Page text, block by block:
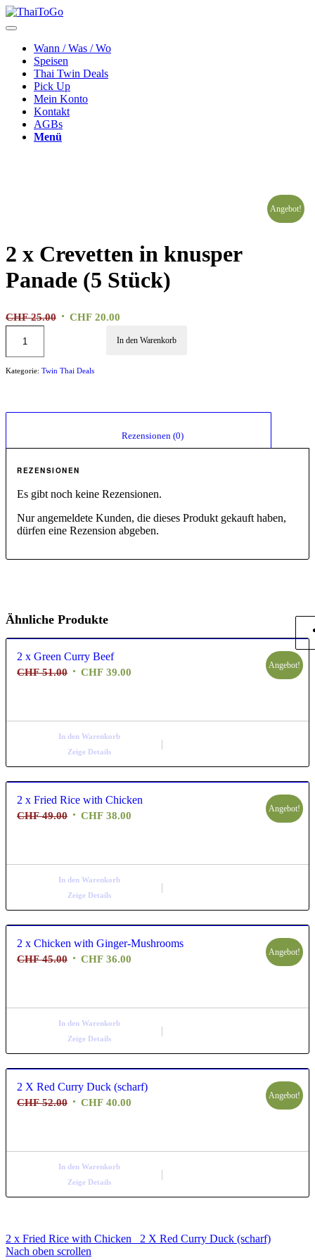
Wann / Was / Wo
Speisen
Thai Twin Deals
Pick Up
Mein Konto
Kontakt
AGBs
Menü
Angebot!
2 x Crevetten in knusper
Panade (5 Stück)
CHF25.00 Ursprünglicher
CHF 25.00
CHF 20.00
In den Warenkorb
Kategorie: Twin Thai Deals
REZENSIONEN
Es gibt noch keine Rezensionen.
Nur angemeldete Kunden, die dieses Produkt gekauft haben,
dürfen eine Rezension abgeben.
Ähnliche Produkte
2 x Green Curry Beef
CHF51.00 Ursprünglicher
CHF 51.00
CHF 39.00
CHF 39.00.
Angebot!
In den Warenkorb
Zeige Details
2 x Fried Rice with Chicken
CHF49.00 Ursprünglicher
CHF 49.00
CHF 38.00
CHF 38.00.
Angebot!
In den Warenkorb
Zeige Details
2 x Chicken with Ginger-Mushrooms
CHF45.00 Ursprünglicher
CHF 45.00
CHF 36.00
CHF 36.00.
Angebot!
In den Warenkorb
Zeige Details
2 X Red Curry Duck (scharf)
CHF52.00 Ursprünglicher
CHF 52.00
CHF 40.00
CHF 40.00.
Angebot!
In den Warenkorb
Zeige Details
2 x Fried Rice with Chicken
2 X Red Curry Duck (scharf)
Nach oben scrollen